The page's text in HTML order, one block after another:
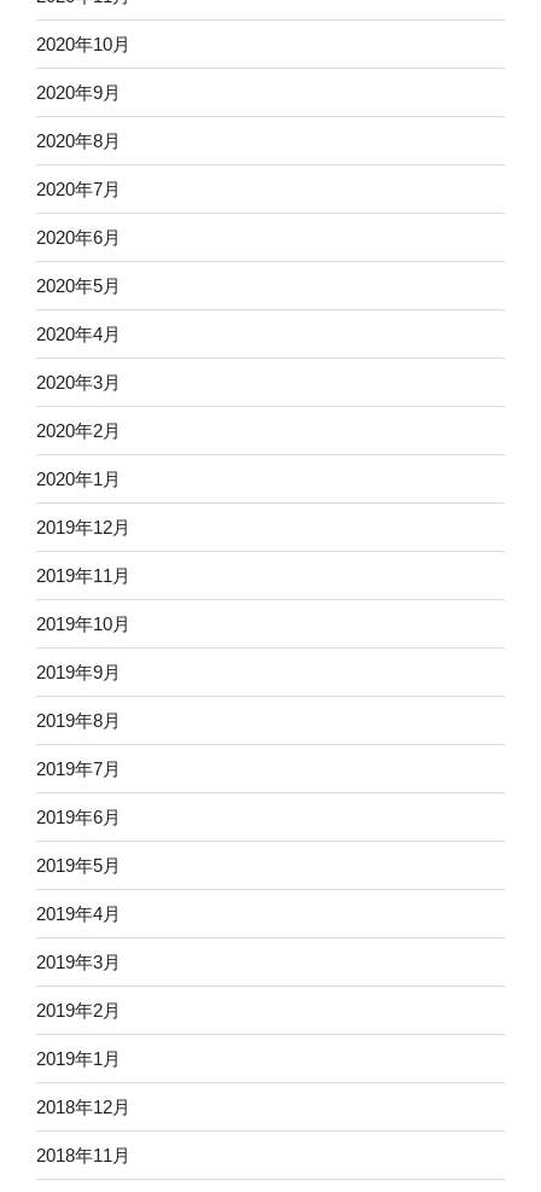
2020年10月
2020年9月
2020年8月
2020年7月
2020年6月
2020年5月
2020年4月
2020年3月
2020年2月
2020年1月
2019年12月
2019年11月
2019年10月
2019年9月
2019年8月
2019年7月
2019年6月
2019年5月
2019年4月
2019年3月
2019年2月
2019年1月
2018年12月
2018年11月